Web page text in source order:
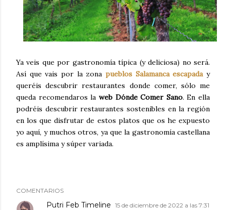
Ya veis que por gastronomía típica (y deliciosa) no será.
Así que vais por la zona pueblos Salamanca escapada y
queréis descubrir restaurantes donde comer, sólo me
queda recomendaros la web Dónde Comer Sano. En ella
podréis descubrir restaurantes sostenibles en la región
en los que disfrutar de estos platos que os he expuesto
yo aquí, y muchos otros, ya que la gastronomía castellana
es amplísima y súper variada.
COMENTARIOS
Putri Feb Timeline 15 de diciembre de 2022 a las 7:31